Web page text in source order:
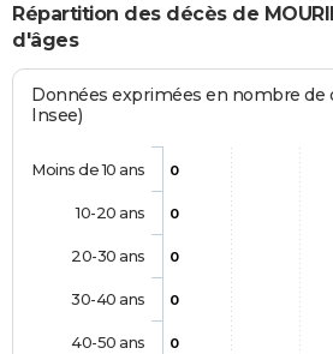
Répartition des décès de
d'âges
Données exprimées en nombre de
Insee)
0
0
0
0
0
Moins de 10 ans
10-20 ans
20-30 ans
30-40 ans
40-50 ans